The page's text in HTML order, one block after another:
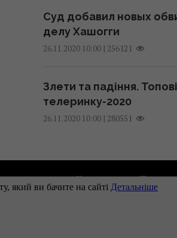
Суд добавил новых
делу Хашогги
26.11.2020 10:00| 256121
Злети та падіння.
телеринку-2020
26.11.2020 10:00| 280551
Контакти